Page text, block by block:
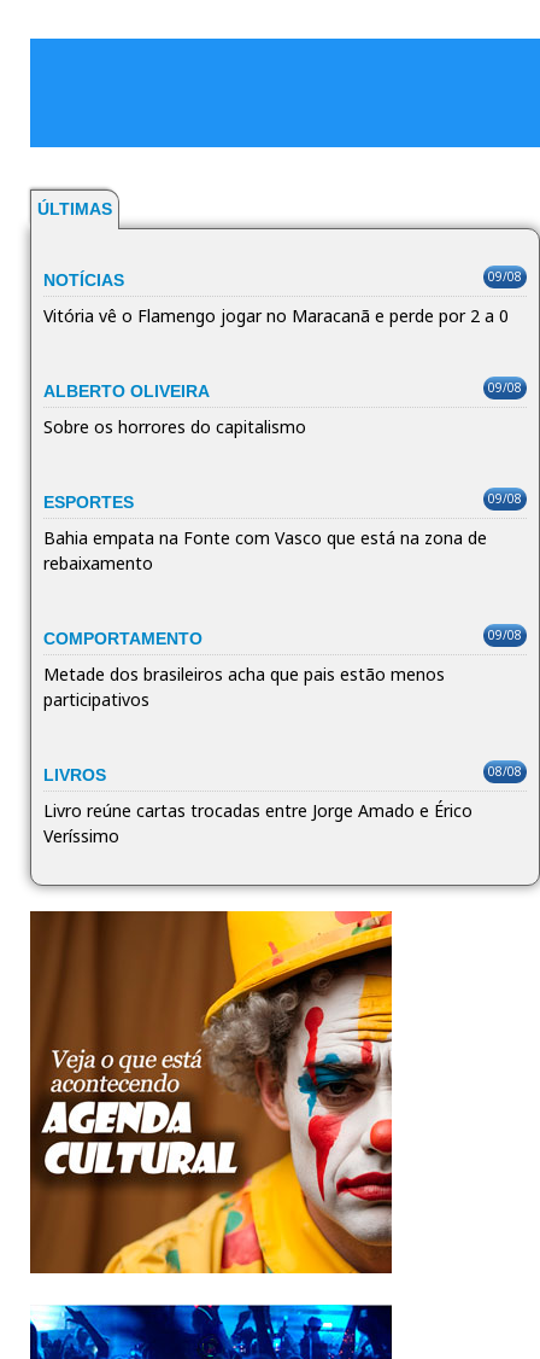
ÚLTIMAS
NOTÍCIAS 09/08
Vitória vê o Flamengo jogar no Maracanã e perde por 2 a 0
ALBERTO OLIVEIRA 09/08
Sobre os horrores do capitalismo
ESPORTES 09/08
Bahia empata na Fonte com Vasco que está na zona de
rebaixamento
COMPORTAMENTO 09/08
Metade dos brasileiros acha que pais estão menos
participativos
LIVROS 08/08
Livro reúne cartas trocadas entre Jorge Amado e Érico
Veríssimo